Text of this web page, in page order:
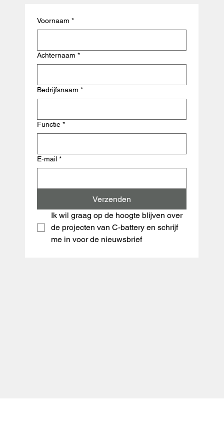
Voornaam *
Achternaam *
Bedrijfsnaam *
Functie *
E-mail *
Verzenden
Ik wil graag op de hoogte blijven over
de projecten van C-battery en schrijf
me in voor de nieuwsbrief